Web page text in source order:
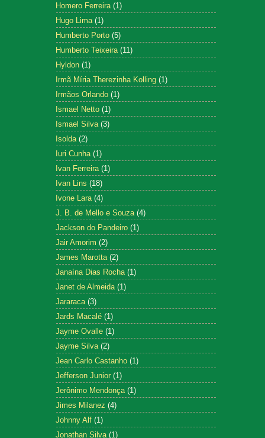
Homero Ferreira (1)
Hugo Lima (1)
Humberto Porto (5)
Humberto Teixeira (11)
Hyldon (1)
Irmã Míria Therezinha Kolling (1)
Irmãos Orlando (1)
Ismael Netto (1)
Ismael Silva (3)
Isolda (2)
Iuri Cunha (1)
Ivan Ferreira (1)
Ivan Lins (18)
Ivone Lara (4)
J. B. de Mello e Souza (4)
Jackson do Pandeiro (1)
Jair Amorim (2)
James Marotta (2)
Janaína Dias Rocha (1)
Janet de Almeida (1)
Jararaca (3)
Jards Macalé (1)
Jayme Ovalle (1)
Jayme Silva (2)
Jean Carlo Castanho (1)
Jefferson Junior (1)
Jerônimo Mendonça (1)
Jimes Milanez (4)
Johnny Alf (1)
Jonathan Silva (1)